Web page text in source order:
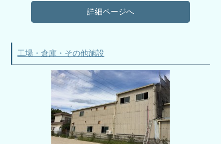
詳細ページへ
工場・倉庫・その他施設